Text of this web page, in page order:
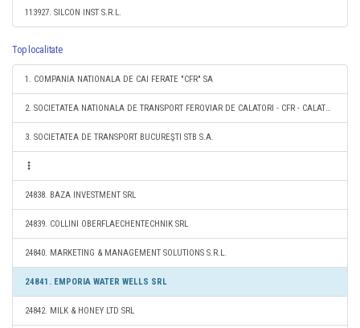
113927. SILCON INST S.R.L.
Top localitate
1. COMPANIA NATIONALA DE CAI FERATE "CFR" SA
2. SOCIETATEA NATIONALA DE TRANSPORT FEROVIAR DE CALATORI - CFR - CALATORI SA
3. SOCIETATEA DE TRANSPORT BUCUREŞTI STB S.A.
24838. BAZA INVESTMENT SRL
24839. COLLINI OBERFLAECHENTECHNIK SRL
24840. MARKETING & MANAGEMENT SOLUTIONS S.R.L.
24841. EMPORIA WATER WELLS SRL
24842. MILK & HONEY LTD SRL